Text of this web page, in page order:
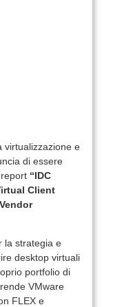
virtualizzazione e
di essere
“IDC
Client
la strategia e
desktop virtuali
portfolio di
VMware
FLEX e